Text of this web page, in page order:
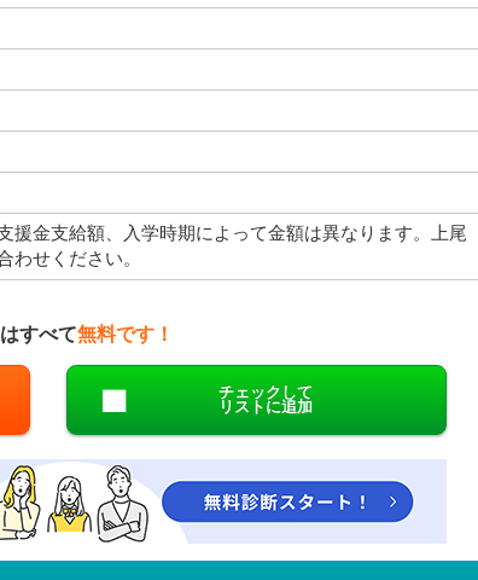
援金支給額、入学時期によって金額は異なります。上尾
わせください。
すべて無料です！
チェックして
リストに追加